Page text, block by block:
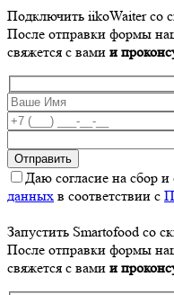
Подключить iikoWaiter со
После отправки формы
свяжется с вами и
Даю согласие на сбор
данных в соответствии с
Запустить Smartofood со
После отправки формы
свяжется с вами и